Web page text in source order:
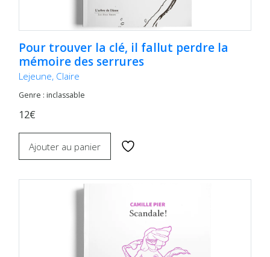
Pour trouver la clé, il fallut perdre la
mémoire des serrures
Lejeune, Claire
Genre : inclassable
12€
Ajouter au panier